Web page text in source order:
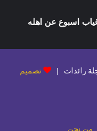
اسبوع عن اهله
تصميم
من نحن